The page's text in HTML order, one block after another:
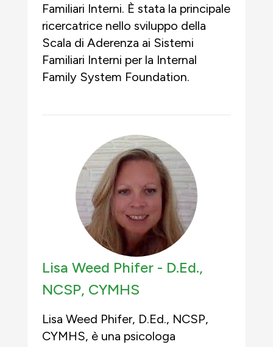
Familiari Interni. È stata la principale
ricercatrice nello sviluppo della
Scala di Aderenza ai Sistemi
Familiari Interni per la Internal
Family System Foundation.
Lisa Weed Phifer - D.Ed.,
NCSP, CYMHS
Lisa Weed Phifer, D.Ed., NCSP,
CYMHS, è una psicologa